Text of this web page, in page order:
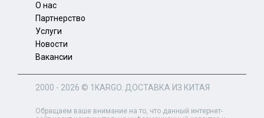
О нас
Партнерство
Услуги
Новости
Вакансии
2000 - 2026 © 1KARGO . ДОСТАВКА ИЗ КИТАЯ
Обращаем ваше внимание на то, что данный интернет-